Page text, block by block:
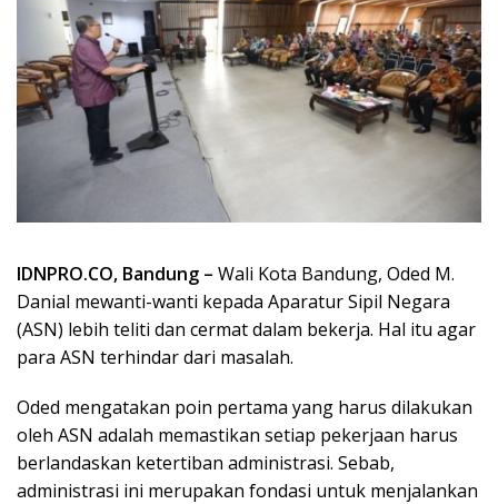
IDNPRO.CO, Bandung – Wali Kota Bandung, Oded M.
Danial mewanti-wanti kepada Aparatur Sipil Negara
(ASN) lebih teliti dan cermat dalam bekerja. Hal itu agar
para ASN terhindar dari masalah.
Oded mengatakan poin pertama yang harus dilakukan
oleh ASN adalah memastikan setiap pekerjaan harus
berlandaskan ketertiban administrasi. Sebab,
administrasi ini merupakan fondasi untuk menjalankan